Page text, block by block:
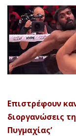
Επιστρέφουν
διοργανώσεις
Πυγμαχίας’